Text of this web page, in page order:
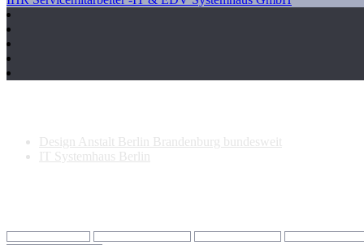
Design Anstalt Berlin Brandenburg bundesweit
IT Systemhaus Berlin